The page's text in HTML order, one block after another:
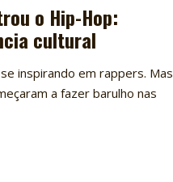
o Hip-Hop:
cultural
inspirando em rappers. Mas
a fazer barulho nas